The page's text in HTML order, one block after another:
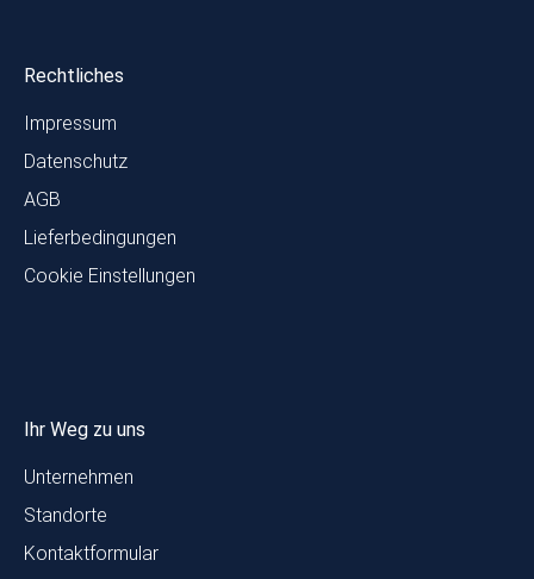
Rechtliches
Impressum
Datenschutz
AGB
Lieferbedingungen
Cookie Einstellungen
Ihr Weg zu uns
Unternehmen
Standorte
Kontaktformular